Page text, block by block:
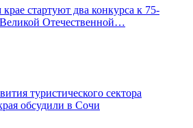
стартуют два конкурса к 75-
Отечественной…
туристического сектора
обсудили в Сочи